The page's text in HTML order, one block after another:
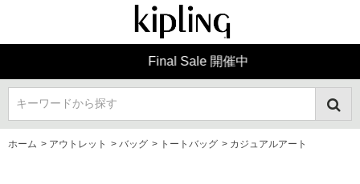
Final Sale 開催中
キーワードから探す
ホーム > アウトレット > バッグ > トートバッグ > カジュアルアート